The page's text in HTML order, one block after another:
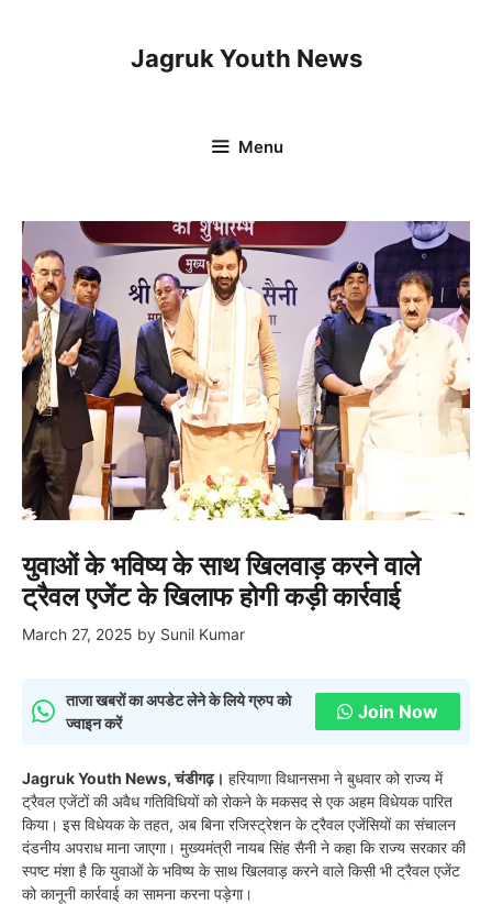
Jagruk Youth News
Menu
युवाओं के भविष्य के साथ खिलवाड़ करने वाले
ट्रैवल एजेंट के खिलाफ होगी कड़ी कार्रवाई
March 27, 2025 by Sunil Kumar
ताजा खबरों का अपडेट लेने के लिये ग्रुप को
ज्वाइन करें
Join Now
Jagruk Youth News, चंडीगढ़। हरियाणा विधानसभा ने बुधवार को राज्य में
ट्रैवल एजेंटों की अवैध गतिविधियों को रोकने के मकसद से एक अहम विधेयक पारित
किया। इस विधेयक के तहत, अब बिना रजिस्ट्रेशन के ट्रैवल एजेंसियों का संचालन
दंडनीय अपराध माना जाएगा। मुख्यमंत्री नायब सिंह सैनी ने कहा कि राज्य सरकार की
स्पष्ट मंशा है कि युवाओं के भविष्य के साथ खिलवाड़ करने वाले किसी भी ट्रैवल एजेंट
को कानूनी कार्रवाई का सामना करना पड़ेगा।